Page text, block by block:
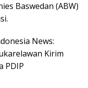
Baswedan (ABW)
News:
Kirim
PDIP